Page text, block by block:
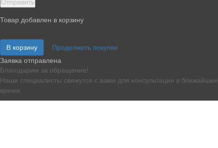
Товар добавлен в корзину
В корзину
Продолжить покупки
Заявка отправлена
Благодарим за обращение!
Наши специалисты свяжутся с вами для консультации в ближайшее
время.